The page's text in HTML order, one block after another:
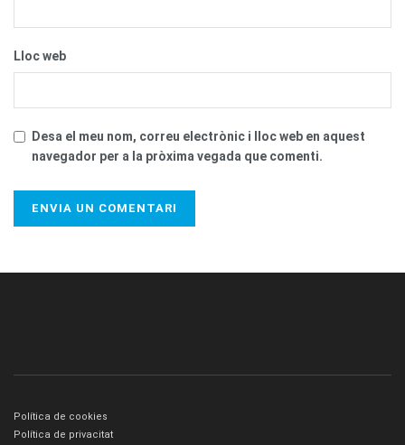
Lloc web
Desa el meu nom, correu electrònic i lloc web en aquest
navegador per a la pròxima vegada que comenti.
Política de cookies
Política de privacitat